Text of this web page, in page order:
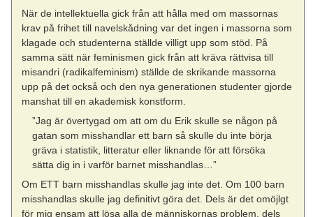
När de intellektuella gick från att hålla med om massornas
krav på frihet till navelskådning var det ingen i massorna som
klagade och studenterna ställde villigt upp som stöd. På
samma sätt när feminismen gick från att kräva rättvisa till
misandri (radikalfeminism) ställde de skrikande massorna
upp på det också och den nya generationen studenter gjorde
manshat till en akademisk konstform.
”Jag är övertygad om att om du Erik skulle se någon på
gatan som misshandlar ett barn så skulle du inte börja
gräva i statistik, litteratur eller liknande för att försöka
sätta dig in i varför barnet misshandlas…”
Om ETT barn misshandlas skulle jag inte det. Om 100 barn
misshandlas skulle jag definitivt göra det. Dels är det omöjlgt
för mig ensam att lösa alla de människornas problem, dels